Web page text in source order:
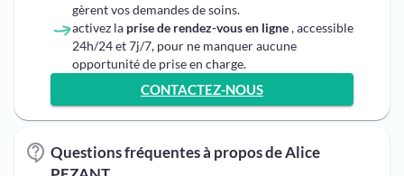
gèrent vos demandes de soins.
activez la prise de rendez-vous en ligne, accessible
24h/24 et 7j/7, pour ne manquer aucune
opportunité de prise en charge.
CONTACTEZ-NOUS
Questions fréquentes à propos de Alice